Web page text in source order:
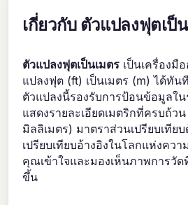
เกี่ยวกับ ตัวแปลงฟุตเป็
ตัวแปลงฟุตเป็นเมตร เป็นเครื่องมื
แปลงฟุต (ft) เป็นเมตร (m) ได้ทัน
ตัวแปลงนี้รองรับการป้อนข้อมูลใ
แสดงรายละเอียดเมตริกที่ครบถ้ว
มิลลิเมตร) มาตราส่วนเปรียบเทีย
เปรียบเทียบอ้างอิงในโลกแห่งควา
คุณเข้าใจและมองเห็นภาพการวัด
ขึ้น